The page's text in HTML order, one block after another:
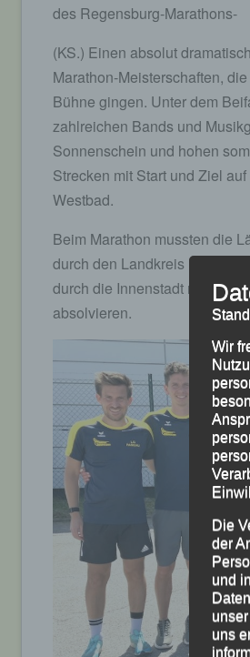
des Regensburg-Marathons-
(KS.) Einen absolut
Marathon-Meisterschaften,
Bühne gingen. Unter dem
zahlreichen Bands und
Sonnenschein und hohen
Strecken mit Start und Ziel
Westbad.
Beim Marathon mussten die
durch den Landkreis
durch die Innenstadt mit
absolvieren.
Wir
Die
der
und
uns